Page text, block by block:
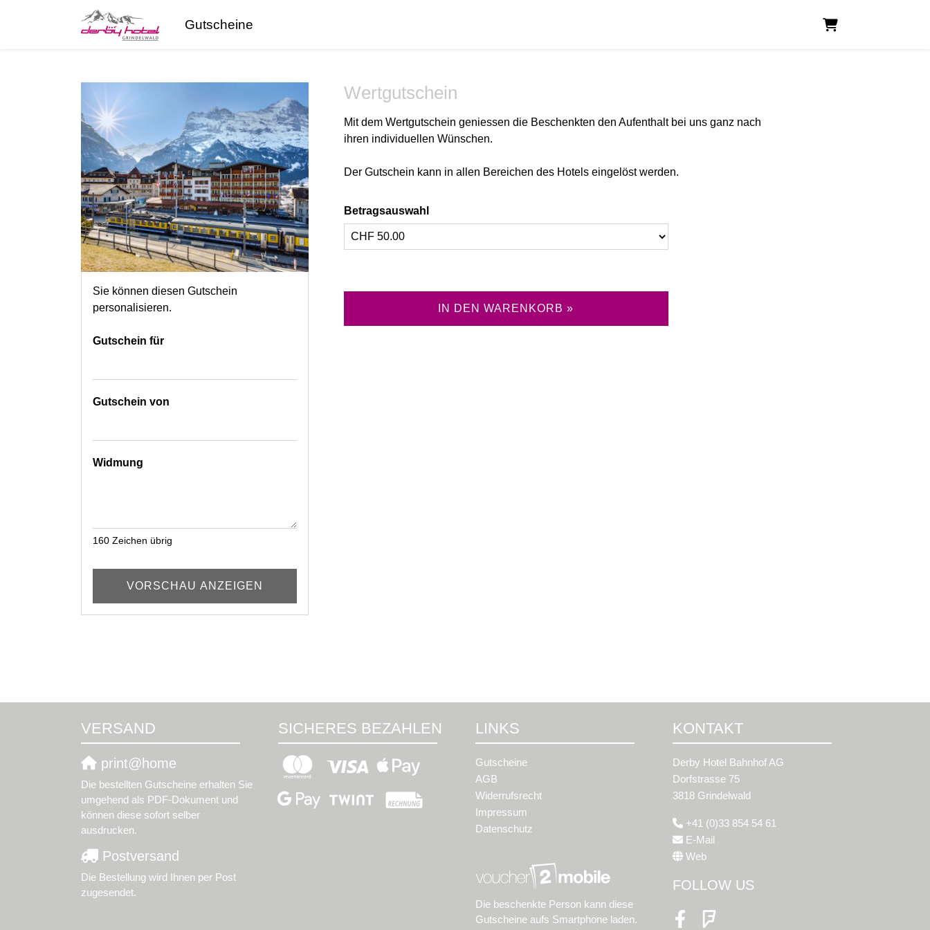
Gutscheine
Warenkorb
Sie können diesen Gutschein
personalisieren.
Gutschein für
Gutschein von
Widmung
160 Zeichen übrig
VORSCHAU ANZEIGEN
Wertgutschein
Mit dem Wertgutschein geniessen die Beschenkten den Aufenthalt bei uns ganz nach
ihren individuellen Wünschen.
Der Gutschein kann in allen Bereichen des Hotels eingelöst werden.
Betragsauswahl
IN DEN WARENKORB »
VERSAND
print@home
Die bestellten Gutscheine erhalten Sie
umgehend als PDF-Dokument und
können diese sofort selber
ausdrucken.
Postversand
Die Bestellung wird Ihnen per Post
zugesendet.
SICHERES BEZAHLEN LINKS
Gutscheine
AGB
Widerrufsrecht
Impressum
Datenschutz
Die beschenkte Person kann diese
Gutscheine aufs Smartphone laden.
KONTAKT
Derby Hotel Bahnhof AG
Dorfstrasse 75
3818 Grindelwald
+41 (0)33 854 54 61
E-Mail
Web
FOLLOW US
FacebookFoursquare